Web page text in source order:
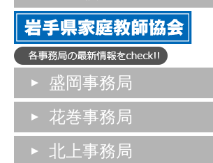
盛岡事務局
花巻事務局
北上事務局